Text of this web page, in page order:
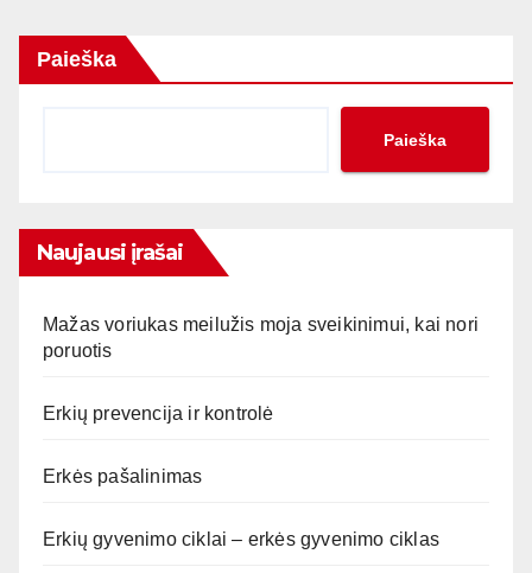
Paieška
Paieška
Naujausi įrašai
Mažas voriukas meilužis moja sveikinimui, kai nori
poruotis
Erkių prevencija ir kontrolė
Erkės pašalinimas
Erkių gyvenimo ciklai – erkės gyvenimo ciklas